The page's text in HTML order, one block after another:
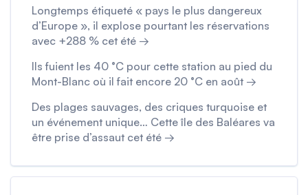
Longtemps étiqueté « pays le plus dangereux
d’Europe », il explose pourtant les réservations
avec +288 % cet été →
Ils fuient les 40 °C pour cette station au pied du
Mont-Blanc où il fait encore 20 °C en août →
Des plages sauvages, des criques turquoise et
un événement unique… Cette île des Baléares va
être prise d’assaut cet été →